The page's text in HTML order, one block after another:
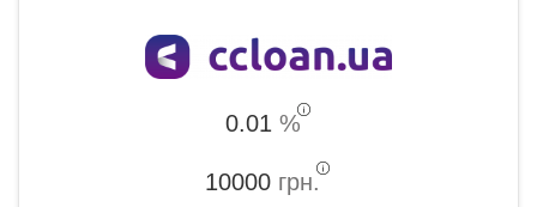
0.01%
10000 грн.